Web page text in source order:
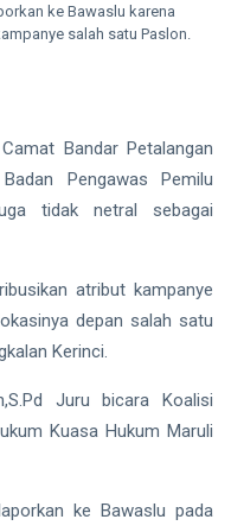
ke Bawaslu karena
salah satu Paslon.
Bandar Petalangan
Pengawas Pemilu
tidak netral sebagai
atribut kampanye
depan salah satu
Kerinci.
Juru bicara Koalisi
Kuasa Hukum Maruli
ke Bawaslu pada